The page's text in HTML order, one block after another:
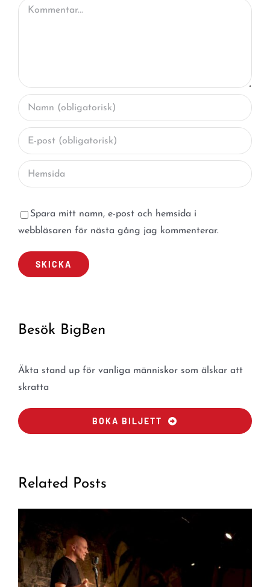
Kommentar
Spara mitt namn, e-post och hemsida i
webbläsaren för nästa gång jag kommenterar.
Besök BigBen
Äkta stand up för vanliga människor som älskar att
skratta
BOKA BILJETT
Related Posts